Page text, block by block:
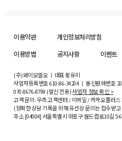
이용약관 개인정보처리방침
이용방법
공지사항 이벤트
(주)와이오엘오 ㅣ 대표 황유미
사업자등록번호610-86-34204ㅣ 통신판매번호
070-8676-8799 (발신 전용)사업자 정보 확인 >
고객 문의: 우측 고객센터 / 이메일 / 카카오플러
(정확한 상담 기록을 위해 유선상 문의는 접수받
주소 [04004] 서울특별시 마포구 월드컵로10길5-6